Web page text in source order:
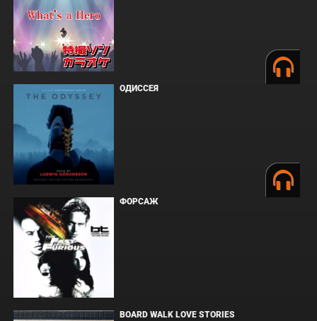
ОДИССЕЯ
ФОРСАЖ
BOARD WALK LOVE STORIES